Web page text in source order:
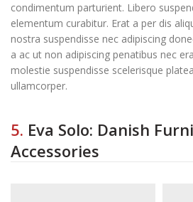
condimentum parturient. Libero
elementum curabitur. Erat a per dis
nostra suspendisse nec adipiscing
a ac ut non adipiscing penatibus nec
molestie suspendisse scelerisque
ullamcorper.
5. Eva Solo: Danish
Accessories